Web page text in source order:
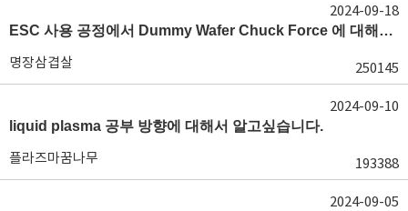
ESC 사용 공정에서 Dummy Wafer Chuck Force 에 대해서 궁급합니다
명장삼겹살 250145
2024-09-18
liquid plasma 공부 방향에 대해서 알고싶습니다.
플라즈마꿈나무 193388
2024-09-10
2024-09-05